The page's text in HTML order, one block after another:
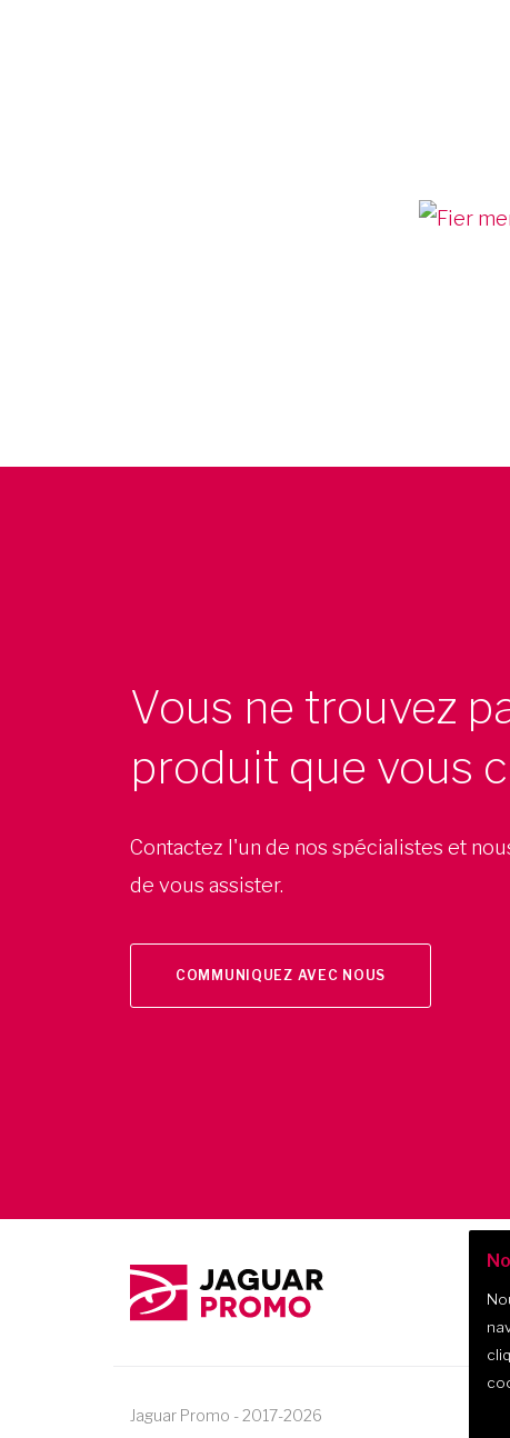
Vous ne trouvez
produit que vous
Contactez l'un de nos spécialistes et
de vous assister.
COMMUNIQUEZ AVEC NOUS
Jaguar Promo -2017-2026